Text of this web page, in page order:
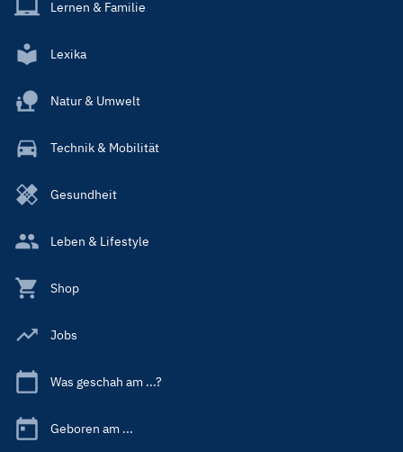
Lernen & Familie
Lexika
Natur & Umwelt
Technik & Mobilität
Gesundheit
Leben & Lifestyle
Shop
Jobs
Was geschah am ...?
Geboren am ...